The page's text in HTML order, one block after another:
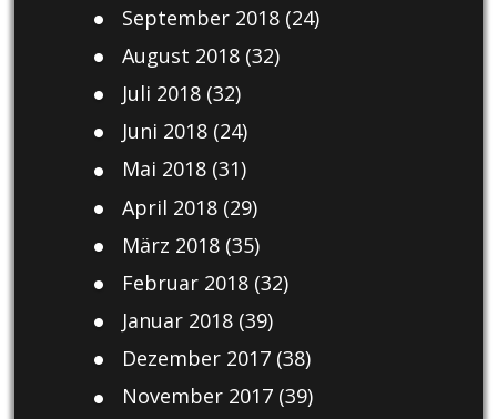
September 2018(24)
August 2018(32)
Juli 2018(32)
Juni 2018(24)
Mai 2018(31)
April 2018(29)
März 2018(35)
Februar 2018(32)
Januar 2018(39)
Dezember 2017(38)
November 2017(39)